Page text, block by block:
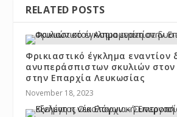
RELATED POSTS
Φρικιαστικό έγκλημα εναντίον
ανυπεράσπιστων σκυλιών στον
στην Επαρχία Λευκωσίας
November 18, 2023